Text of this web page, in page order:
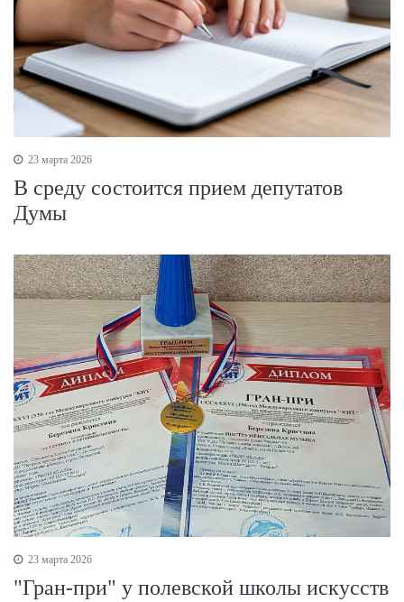
23 марта 2026
В среду состоится прием депутатов
Думы
23 марта 2026
"Гран-при" у полевской школы искусств